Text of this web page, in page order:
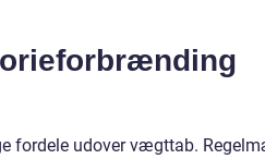
fordele udover vægttab.